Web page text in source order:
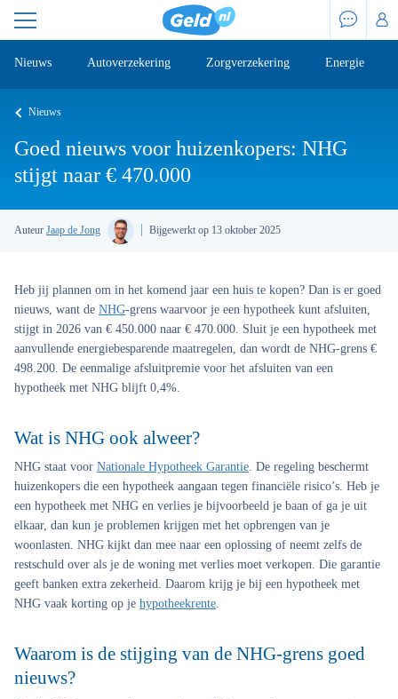
Nieuws Autoverzekering Zorgverzekering Energie
Nieuws
Goed nieuws voor huizenkopers: NHG
stijgt naar € 470.000
Auteur Jaap de Jong Bijgewerkt op 13 oktober 2025
Heb jij plannen om in het komend jaar een huis te kopen? Dan is er goed
nieuws, want de NHG-grens waarvoor je een hypotheek kunt afsluiten,
stijgt in 2026 van € 450.000 naar € 470.000. Sluit je een hypotheek met
aanvullende energiebesparende maatregelen, dan wordt de NHG-grens €
498.200. De eenmalige afsluitpremie voor het afsluiten van een
hypotheek met NHG blijft 0,4%.
Wat is NHG ook alweer?
NHG staat voor Nationale Hypotheek Garantie. De regeling beschermt
huizenkopers die een hypotheek aangaan tegen financiële risico’s. Heb je
een hypotheek met NHG en verlies je bijvoorbeeld je baan of ga je uit
elkaar, dan kun je problemen krijgen met het opbrengen van je
woonlasten. NHG kijkt dan mee naar een oplossing of neemt zelfs de
restschuld over als je de woning met verlies moet verkopen. Die garantie
geeft banken extra zekerheid. Daarom krijg je bij een hypotheek met
NHG vaak korting op je hypotheekrente.
Waarom is de stijging van de NHG-grens goed
nieuws?